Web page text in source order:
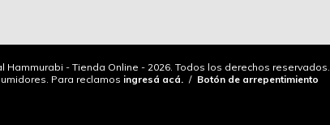
Hammurabi - Tienda Online - 2026. Todos los derechos reservados.
Para reclamos ingresá acá. / Botón de arrepentimiento